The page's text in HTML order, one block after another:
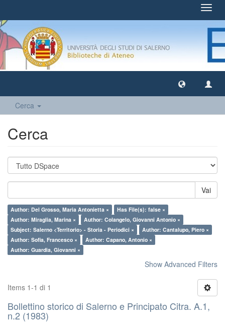
Cerca
Cerca
Vai
Author: Del Grosso, Maria Antonietta ×
Has File(s): false ×
Author: Miraglia, Marina ×
Author: Colangelo, Giovanni Antonio ×
Subject: Salerno <Territorio> - Storia - Periodici ×
Author: Cantalupo, Piero ×
Author: Sofia, Francesco ×
Author: Capano, Antonio ×
Author: Guardia, Giovanni ×
Show Advanced Filters
Items 1-1 di 1
Bollettino storico di Salerno e Principato Citra. A.1,
n.2 (1983)